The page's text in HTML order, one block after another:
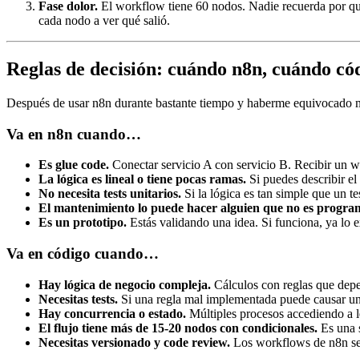
Fase dolor. El workflow tiene 60 nodos. Nadie recuerda por
cada nodo a ver qué salió.
Reglas de decisión: cuándo n8n, cuándo
Después de usar n8n durante bastante tiempo y haberme
Va en n8n cuando…
Es glue code. Conectar servicio A con servicio B. Recibir un
La lógica es lineal o tiene pocas ramas. Si puedes describir
No necesita tests unitarios. Si la lógica es tan simple que un
El mantenimiento lo puede hacer alguien que no es
Es un prototipo. Estás validando una idea. Si funciona, ya lo
Va en código cuando…
Hay lógica de negocio compleja. Cálculos con reglas que
Necesitas tests. Si una regla mal implementada puede causar
Hay concurrencia o estado. Múltiples procesos accediendo a
El flujo tiene más de 15-20 nodos con condicionales. Es una
Necesitas versionado y code review. Los workflows de n8n